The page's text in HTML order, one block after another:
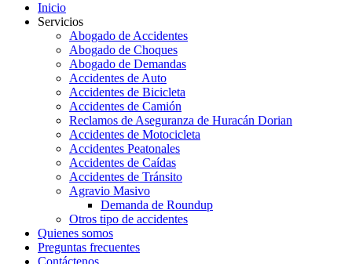
Inicio
Servicios
Abogado de Accidentes
Abogado de Choques
Abogado de Demandas
Accidentes de Auto
Accidentes de Bicicleta
Accidentes de Camión
Reclamos de Aseguranza de Huracán Dorian
Accidentes de Motocicleta
Accidentes Peatonales
Accidentes de Caídas
Accidentes de Tránsito
Agravio Masivo
Demanda de Roundup
Otros tipo de accidentes
Quienes somos
Preguntas frecuentes
Contáctenos